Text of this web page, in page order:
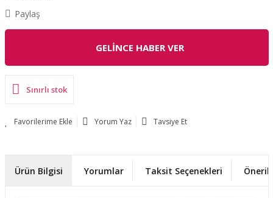
Paylaş
GELİNCE HABER VER
Sınırlı stok
Yorum Yaz Tavsiye Et
Ürün Bilgisi Yorumlar Taksit Seçenekleri